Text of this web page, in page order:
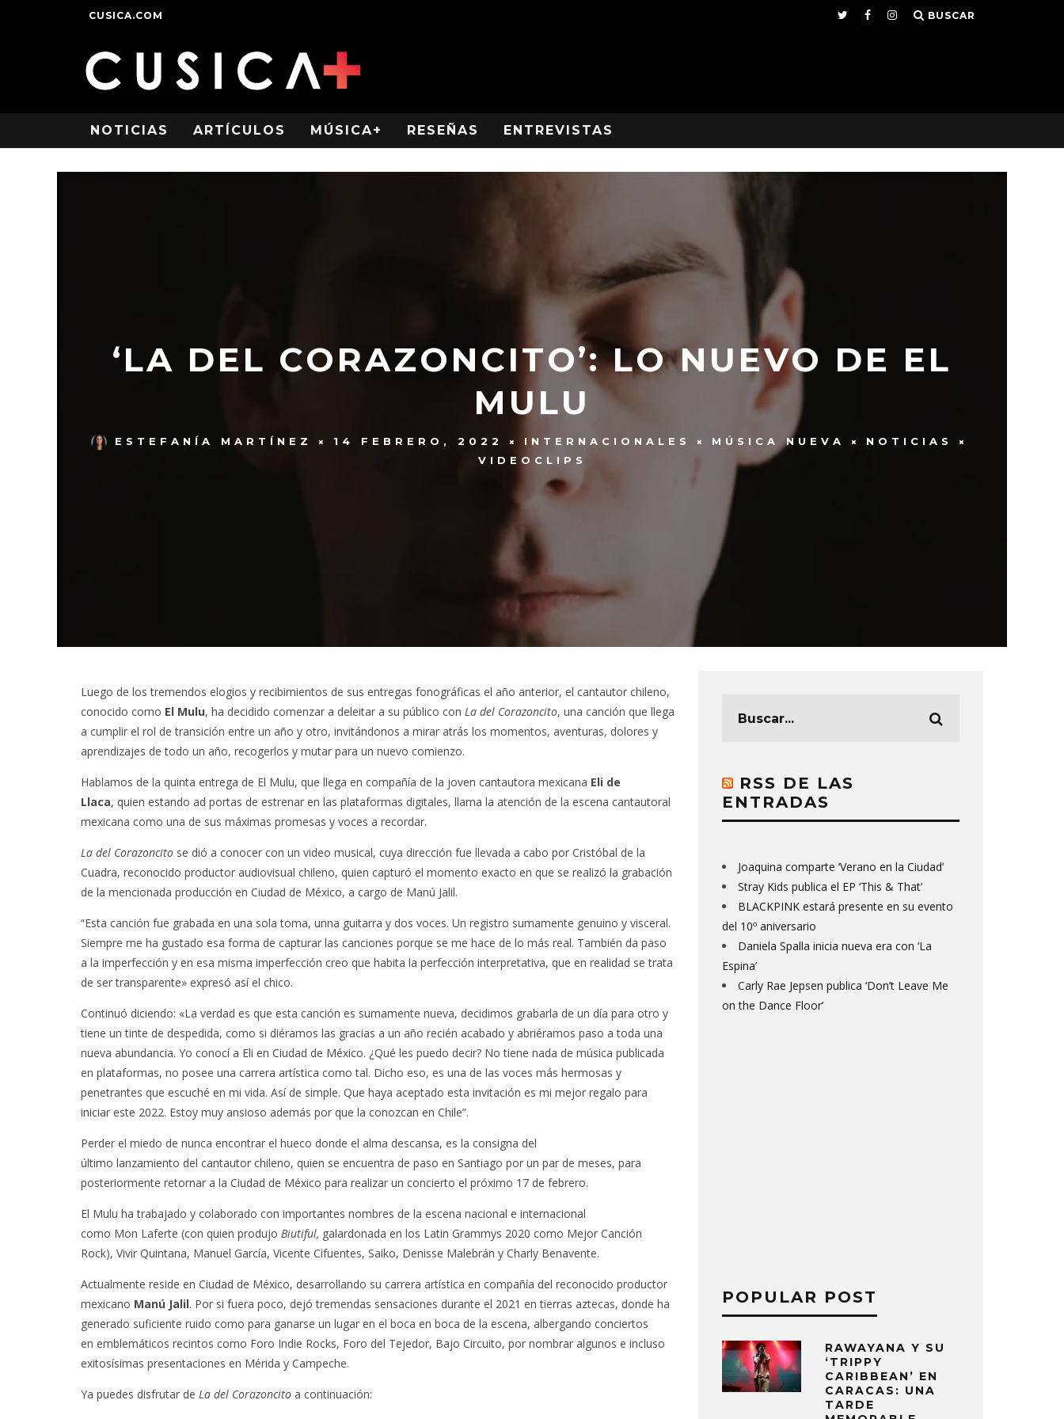
CUSICA.COM BUSCAR
NOTICIAS ARTÍCULOS MÚSICA+ RESEÑAS ENTREVISTAS
‘LA DEL CORAZONCITO’: LO NUEVO DE EL
MULU
ESTEFANÍA MARTÍNEZ 14 FEBRERO, 2022 INTERNACIONALES MÚSICA NUEVA
NOTICIAS
VIDEOCLIPS
Luego de los tremendos elogios y recibimientos de sus entregas fonográficas el año anterior, el cantautor chileno,
conocido como El Mulu, ha decidido comenzar a deleitar a su público con La del Corazoncito, una canción que llega
a cumplir el rol de transición entre un año y otro, invitándonos a mirar atrás los momentos, aventuras, dolores y
aprendizajes de todo un año, recogerlos y mutar para un nuevo comienzo.
Hablamos de la quinta entrega de El Mulu, que llega en compañía de la joven cantautora mexicana Eli de
Llaca, quien estando ad portas de estrenar en las plataformas digitales, llama la atención de la escena cantautoral
mexicana como una de sus máximas promesas y voces a recordar.
La del Corazoncito se dió a conocer con un video musical, cuya dirección fue llevada a cabo por Cristóbal de la
Cuadra, reconocido productor audiovisual chileno, quien capturó el momento exacto en que se realizó la grabación
de la mencionada producción en Ciudad de México, a cargo de Manú Jalil.
“Esta canción fue grabada en una sola toma, unna guitarra y dos voces. Un registro sumamente genuino y visceral.
Siempre me ha gustado esa forma de capturar las canciones porque se me hace de lo más real. También da paso
a la imperfección y en esa misma imperfección creo que habita la perfección interpretativa, que en realidad se trata
de ser transparente» expresó así el chico.
Continuó diciendo: «La verdad es que esta canción es sumamente nueva, decidimos grabarla de un día para otro y
tiene un tinte de despedida, como si diéramos las gracias a un año recién acabado y abriéramos paso a toda una
nueva abundancia. Yo conocí a Eli en Ciudad de México. ¿Qué les puedo decir? No tiene nada de música publicada
en plataformas, no posee una carrera artística como tal. Dicho eso, es una de las voces más hermosas y
penetrantes que escuché en mi vida. Así de simple. Que haya aceptado esta invitación es mi mejor regalo para
iniciar este 2022. Estoy muy ansioso además por que la conozcan en Chile”.
Perder el miedo de nunca encontrar el hueco donde el alma descansa, es la consigna del
último lanzamiento del cantautor chileno, quien se encuentra de paso en Santiago por un par de meses, para
posteriormente retornar a la Ciudad de México para realizar un concierto el próximo 17 de febrero.
El Mulu ha trabajado y colaborado con importantes nombres de la escena nacional e internacional
como Mon Laferte (con quien produjo Biutiful, galardonada en los Latin Grammys 2020 como Mejor Canción
Rock), Vivir Quintana, Manuel García, Vicente Cifuentes, Saiko, Denisse Malebrán y Charly Benavente.
Actualmente reside en Ciudad de México, desarrollando su carrera artística en compañía del reconocido productor
mexicano Manú Jalil. Por si fuera poco, dejó tremendas sensaciones durante el 2021 en tierras aztecas, donde ha
generado suficiente ruido como para ganarse un lugar en el boca en boca de la escena, albergando conciertos
en emblemáticos recintos como Foro Indie Rocks, Foro del Tejedor, Bajo Circuito, por nombrar algunos e incluso
exitosísimas presentaciones en Mérida y Campeche.
Ya puedes disfrutar de La del Corazoncito a continuación:
RSS DE LAS
ENTRADAS
Joaquina comparte ‘Verano en la Ciudad’
Stray Kids publica el EP ‘This & That’
BLACKPINK estará presente en su evento
del 10º aniversario
Daniela Spalla inicia nueva era con ‘La
Espina’
Carly Rae Jepsen publica ‘Don’t Leave Me
on the Dance Floor’
POPULAR POST
RAWAYANA Y SU
‘TRIPPY
CARIBBEAN’ EN
CARACAS: UNA
TARDE